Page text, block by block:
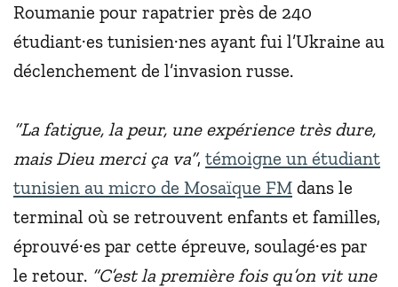
Roumanie pour rapatrier près de 240
étudiant·es tunisien·nes ayant fui l’Ukraine au
déclenchement de l’invasion russe.
“La fatigue, la peur, une expérience très dure,
mais Dieu merci ça va”, témoigne un étudiant
tunisien au micro de Mosaïque FM dans le
terminal où se retrouvent enfants et familles,
éprouvé·es par cette épreuve, soulagé·es par
le retour. “C’est la première fois qu’on vit une